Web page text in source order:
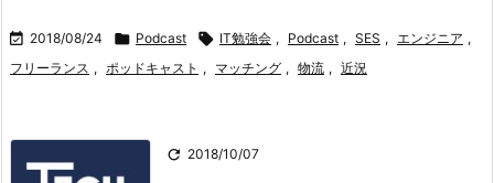
 2018/08/24  Podcast  IT勉強会 , Podcast , SES , エンジニア ,
フリーランス , ポッドキャスト , マッチング , 物流 , 近況
 2018/10/07